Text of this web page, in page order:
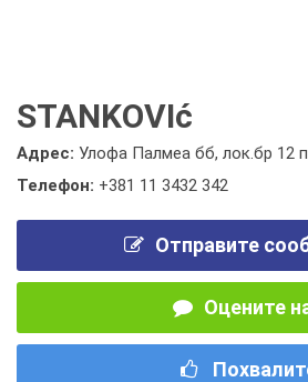
STANKOVIć
Адрес: Улофа Палмеа бб, лок.бр 12
Телефон: +381 11 3432 342
Отправите
Оцените